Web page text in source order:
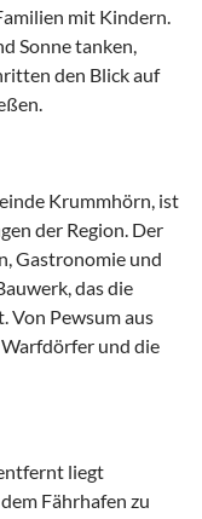
mit Kindern.
Sonne tanken,
den Blick auf
Krummhörn, ist
der Region. Der
Gastronomie und
das die
Von Pewsum aus
und die
liegt
Fährhafen zu